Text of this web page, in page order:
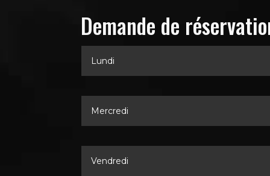
Demande de